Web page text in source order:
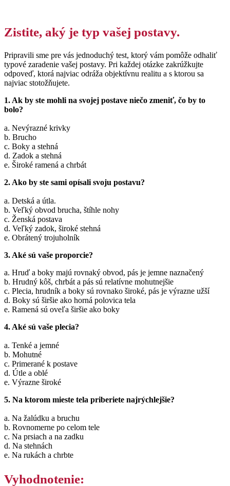
Zistite, aký je typ vašej postavy.
Pripravili sme pre vás jednoduchý test, ktorý vám pomôže odhaliť
typové zaradenie vašej postavy. Pri každej otázke zakrúžkujte
odpoveď, ktorá najviac odráža objektívnu realitu a s ktorou sa
najviac stotožňujete.
1. Ak by ste mohli na svojej postave niečo zmeniť, čo by to
bolo?
a. Nevýrazné krivky
b. Brucho
c. Boky a stehná
d. Zadok a stehná
e. Široké ramená a chrbát
2. Ako by ste sami opísali svoju postavu?
a. Detská a útla.
b. Veľký obvod brucha, štíhle nohy
c. Ženská postava
d. Veľký zadok, široké stehná
e. Obrátený trojuholník
3. Aké sú vaše proporcie?
a. Hruď a boky majú rovnaký obvod, pás je jemne naznačený
b. Hrudný kôš, chrbát a pás sú relatívne mohutnejšie
c. Plecia, hrudník a boky sú rovnako široké, pás je výrazne užší
d. Boky sú širšie ako horná polovica tela
e. Ramená sú oveľa širšie ako boky
4. Aké sú vaše plecia?
a. Tenké a jemné
b. Mohutné
c. Primerané k postave
d. Útle a oblé
e. Výrazne široké
5. Na ktorom mieste tela priberiete najrýchlejšie?
a. Na žalúdku a bruchu
b. Rovnomerne po celom tele
c. Na prsiach a na zadku
d. Na stehnách
e. Na rukách a chrbte
Vyhodnotenie: